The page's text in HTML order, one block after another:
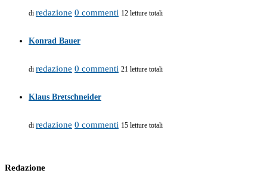
di redazione 0 commenti 12 letture totali
Konrad Bauer
di redazione 0 commenti 21 letture totali
Klaus Bretschneider
di redazione 0 commenti 15 letture totali
Redazione